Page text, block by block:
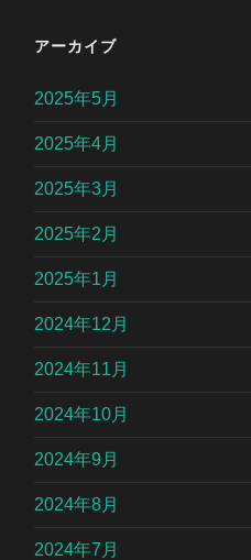
アーカイブ
2025年5月
2025年4月
2025年3月
2025年2月
2025年1月
2024年12月
2024年11月
2024年10月
2024年9月
2024年8月
2024年7月